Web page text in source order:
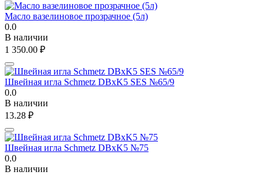
Масло вазелиновое прозрачное (5л)
0.0
В наличии
1 350.00 ₽
Швейная игла Schmetz DBxK5 SES №65/9
0.0
В наличии
13.28 ₽
Швейная игла Schmetz DBxK5 №75
0.0
В наличии